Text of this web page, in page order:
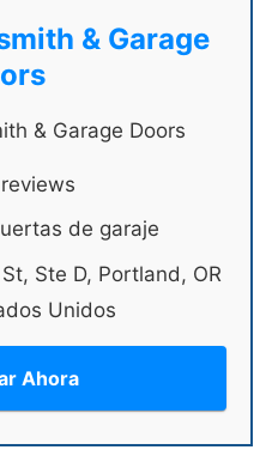
& Garage
de garaje
Ste D, Portland, OR
Unidos
Ahora